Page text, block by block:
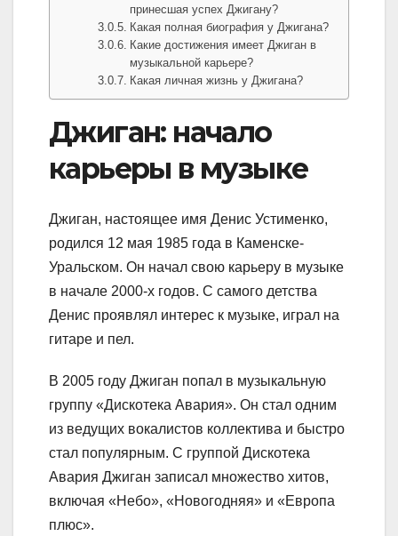
принесшая успех Джигану?
Какая полная биография у Джигана?
Какие достижения имеет Джиган в
музыкальной карьере?
Какая личная жизнь у Джигана?
Джиган: начало
карьеры в музыке
Джиган, настоящее имя Денис Устименко,
родился 12 мая 1985 года в Каменске-
Уральском. Он начал свою карьеру в музыке
в начале 2000-х годов. С самого детства
Денис проявлял интерес к музыке, играл на
гитаре и пел.
В 2005 году Джиган попал в музыкальную
группу «Дискотека Авария». Он стал одним
из ведущих вокалистов коллектива и быстро
стал популярным. С группой Дискотека
Авария Джиган записал множество хитов,
включая «Небо», «Новогодняя» и «Европа
плюс».